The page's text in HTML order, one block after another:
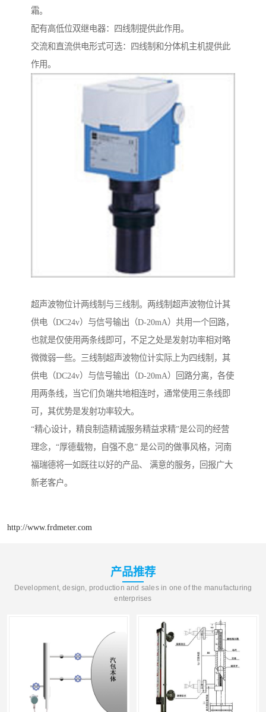
霜。
配有高低位双继电器：四线制提供此作用。
交流和直流供电形式可选：四线制和分体机主机提供此
作用。
超声波物位计两线制与三线制。两线制超声波物位计其
供电（DC24v）与信号输出（D-20mA）共用一个回路，
也就是仅使用两条线即可，不足之处是发射功率相对略
微微弱一些。三线制超声波物位计实际上为四线制，其
供电（DC24v）与信号输出（D-20mA）回路分离，各使
用两条线，当它们负端共地相连时，通常使用三条线即
可，其优势是发射功率较大。
“精心设计，精良制造精诚服务精益求精”是公司的经营
理念，“厚德载物，自强不息” 是公司的做事风格，河南
福瑞德将一如既往以好的产品、 满意的服务，回报广大
新老客户。
http://www.frdmeter.com
产品推荐
Development, design, production and sales in one of the manufacturing
enterprises